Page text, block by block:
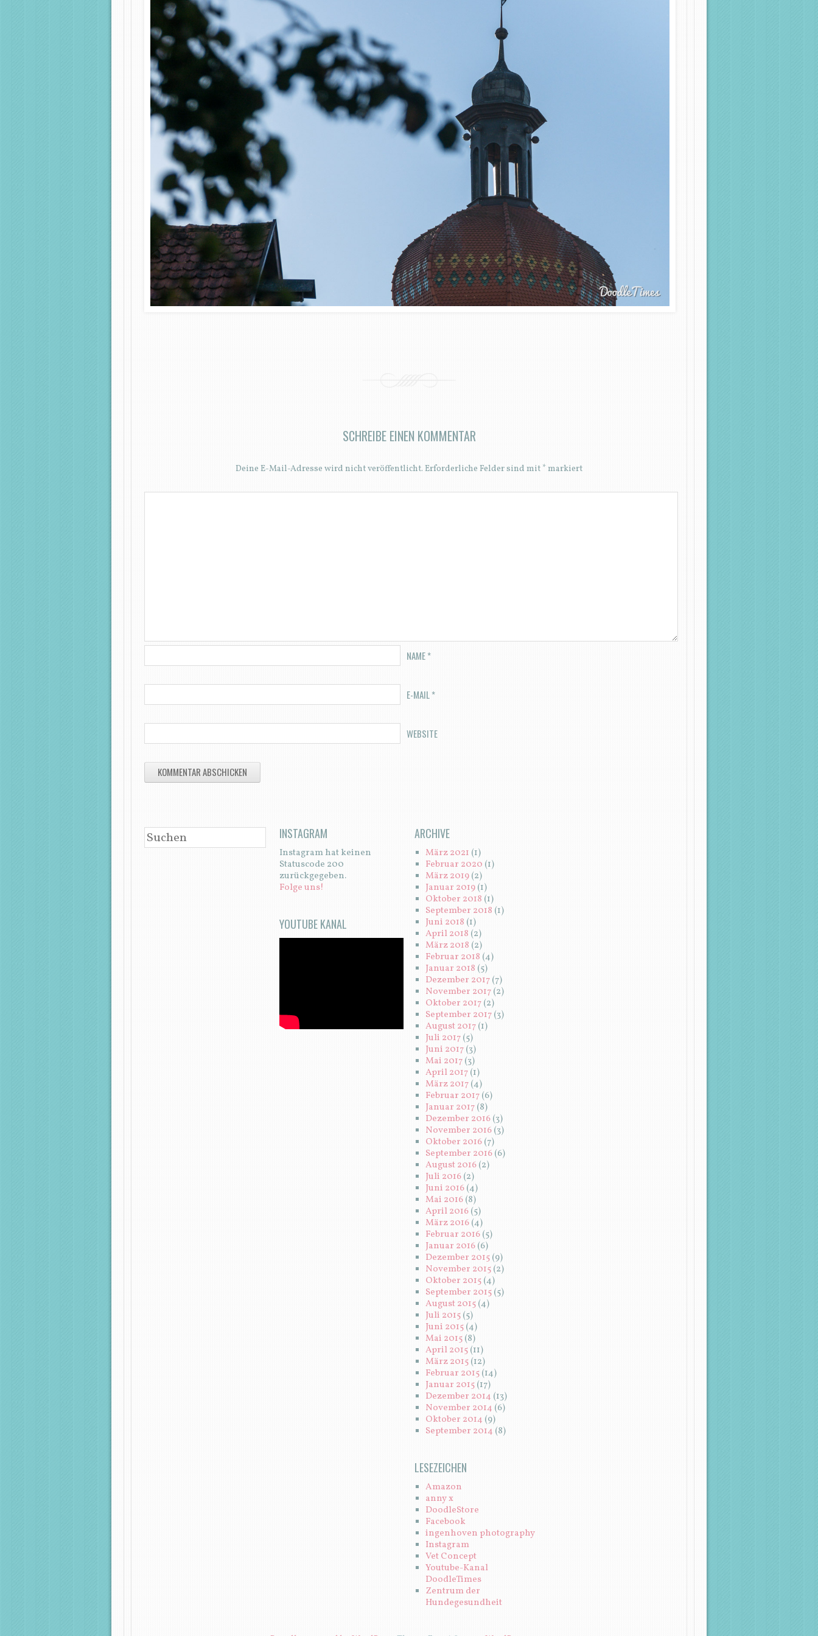
SCHREIBE EINEN KOMMENTAR
Deine E-Mail-Adresse wird nicht veröffentlicht. Erforderliche Felder sind mit *markiert
NAME*
E-MAIL *
WEBSITE
SUCHEN INSTAGRAM
Instagram hat keinen
Statuscode 200
zurückgegeben.
Folge uns!
YOUTUBE KANAL
ARCHIVE
März 2021 (1)
Februar 2020 (1)
März 2019(2)
Januar 2019(1)
Oktober 2018 (1)
September 2018 (1)
Juni 2018 (1)
April 2018 (2)
März 2018 (2)
Februar 2018 (4)
Januar 2018 (5)
Dezember 2017(7)
November 2017(2)
Oktober 2017(2)
September 2017(3)
August 2017(1)
Juli 2017(5)
Juni 2017(3)
Mai 2017(3)
April 2017(1)
März 2017(4)
Februar 2017(6)
Januar 2017(8)
Dezember 2016(3)
November 2016(3)
Oktober 2016(7)
September 2016(6)
August 2016(2)
Juli 2016(2)
Juni 2016(4)
Mai 2016(8)
April 2016(5)
März 2016(4)
Februar 2016(5)
Januar 2016(6)
Dezember 2015(9)
November 2015(2)
Oktober 2015(4)
September 2015(5)
August 2015(4)
Juli 2015(5)
Juni 2015(4)
Mai 2015(8)
April 2015(11)
März 2015(12)
Februar 2015(14)
Januar 2015(17)
Dezember 2014 (13)
November 2014 (6)
Oktober 2014 (9)
September 2014 (8)
LESEZEICHEN
Amazon
anny x
DoodleStore
Facebook
ingenhoven photography
Instagram
Vet Concept
Youtube-Kanal
DoodleTimes
Zentrum der
Hundegesundheit